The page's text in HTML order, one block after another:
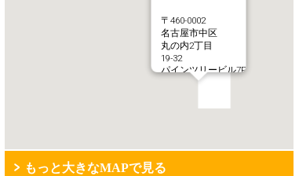
〒460-0002
名古屋市中区
丸の内2丁目
19-32
パインツリービル7F
もっと大きなMAPで見る